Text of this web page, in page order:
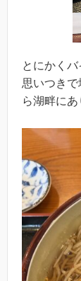
とにかく
思いつき
ら湖畔にあ